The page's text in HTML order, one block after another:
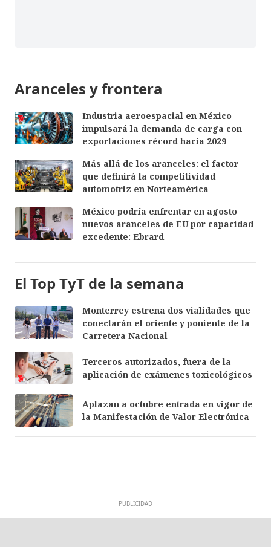
Aranceles y frontera
Industria aeroespacial en México
impulsará la demanda de carga con
exportaciones récord hacia 2029
Más allá de los aranceles: el factor
que definirá la competitividad
automotriz en Norteamérica
México podría enfrentar en agosto
nuevos aranceles de EU por capacidad
excedente: Ebrard
El Top TyT de la semana
Monterrey estrena dos vialidades que
conectarán el oriente y poniente de la
Carretera Nacional
Terceros autorizados, fuera de la
aplicación de exámenes toxicológicos
Aplazan a octubre entrada en vigor de
la Manifestación de Valor Electrónica
PUBLICIDAD